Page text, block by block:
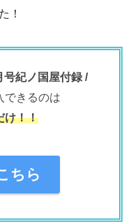
！
紀ノ国屋付録 /
できるのは
け！！
ちら